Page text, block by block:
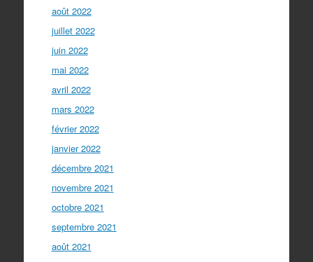
août 2022
juillet 2022
juin 2022
mai 2022
avril 2022
mars 2022
février 2022
janvier 2022
décembre 2021
novembre 2021
octobre 2021
septembre 2021
août 2021